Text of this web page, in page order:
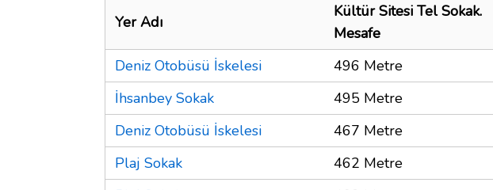
Yer Adı
Kültür Sitesi Tel Sokak.
Mesafe
Deniz Otobüsü İskelesi
496 Metre
İhsanbey Sokak
495 Metre
Deniz Otobüsü İskelesi
467 Metre
Plaj Sokak
462 Metre